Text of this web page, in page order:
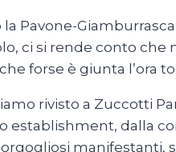
Pavone-
ci si rende conto
forse è giunta l’ora
rivisto a Zuccotti
establishment, dalla
manifestanti,